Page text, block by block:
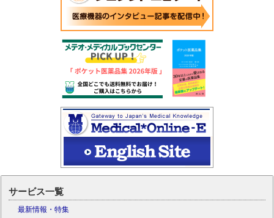
サービス一覧
最新情報・特集